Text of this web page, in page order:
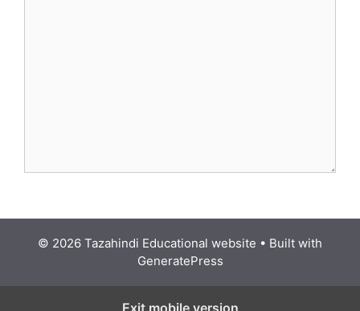
© 2026 Tazahindi Educational website • Built with
GeneratePress